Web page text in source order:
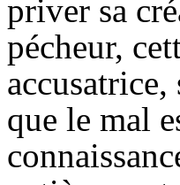
priver sa
pécheur,
que le mal